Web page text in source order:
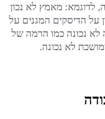
לדוגמא: מאמץ לא נכון
על הדיסקים המגנים על
לא נכונה כמו הרמה של
לא נכונה.